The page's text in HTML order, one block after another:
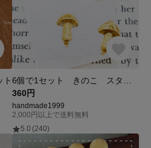
ト
360円
handmade1999
2,000円以上で送料無料
5.0 (240)